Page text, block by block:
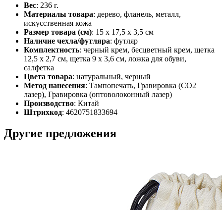
Вес: 236 г.
Материалы товара: дерево, фланель, металл,
искусственная кожа
Размер товара (см): 15 х 17,5 х 3,5 см
Наличие чехла/футляра: футляр
Комплектность: черный крем, бесцветный крем, щетка
12,5 х 2,7 см, щетка 9 х 3,6 см, ложка для обуви,
салфетка
Цвета товара: натуральный, черный
Метод нанесения: Тампопечать, Гравировка (CO2
лазер), Гравировка (оптоволоконный лазер)
Производство: Китай
Штрихкод: 4620751833694
Другие предложения